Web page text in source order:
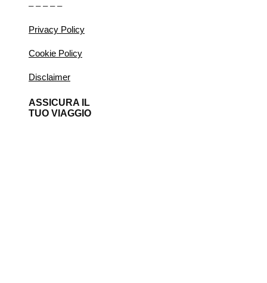
– – – – –
Privacy Policy
Cookie Policy
Disclaimer
ASSICURA IL
TUO VIAGGIO